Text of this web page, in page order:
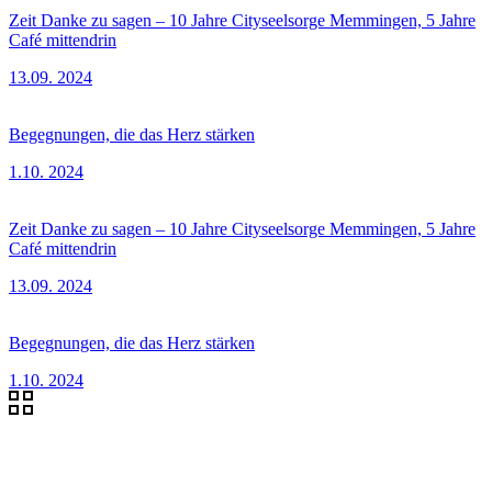
Zeit Danke zu sagen – 10 Jahre Cityseelsorge Memmingen, 5 Jahre
Café mittendrin
13.09. 2024
Begegnungen, die das Herz stärken
1.10. 2024
Zeit Danke zu sagen – 10 Jahre Cityseelsorge Memmingen, 5 Jahre
Café mittendrin
13.09. 2024
Begegnungen, die das Herz stärken
1.10. 2024